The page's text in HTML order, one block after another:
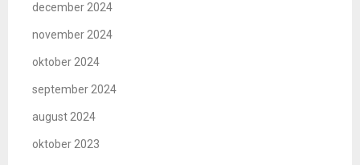
december 2024
november 2024
oktober 2024
september 2024
august 2024
oktober 2023